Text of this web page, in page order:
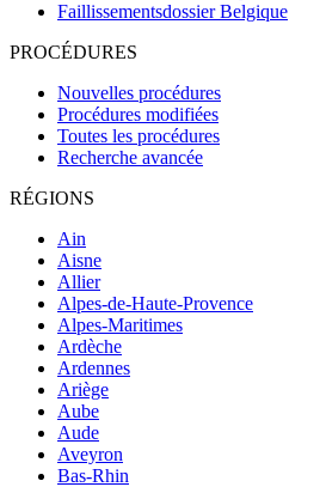
Faillissementsdossier Belgique
PROCÉDURES
Nouvelles procédures
Procédures modifiées
Toutes les procédures
Recherche avancée
RÉGIONS
Ain
Aisne
Allier
Alpes-de-Haute-Provence
Alpes-Maritimes
Ardèche
Ardennes
Ariège
Aube
Aude
Aveyron
Bas-Rhin